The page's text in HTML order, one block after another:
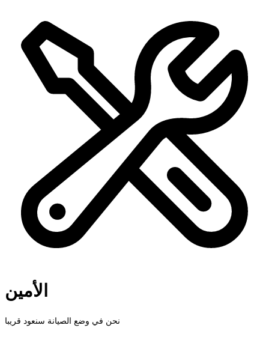
الأمين
نحن في وضع الصيانة سنعود قريبا